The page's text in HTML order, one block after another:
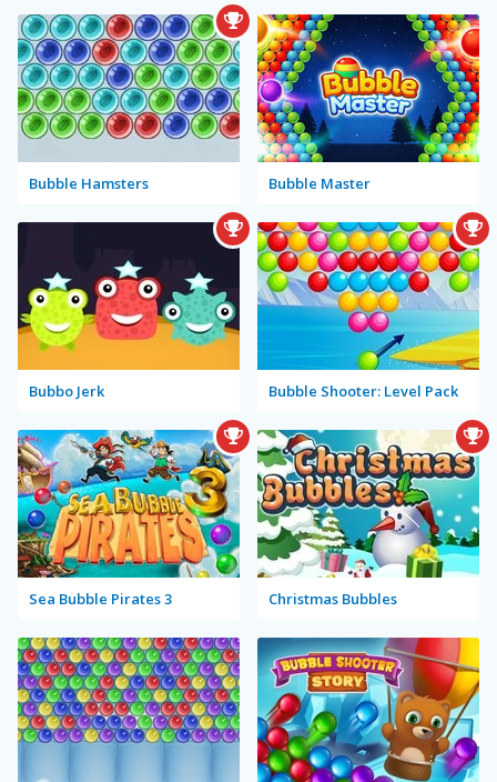
Bubble Hamsters Bubble Master
Bubbo Jerk Bubble Shooter: Level Pack
Sea Bubble Pirates 3 Christmas Bubbles